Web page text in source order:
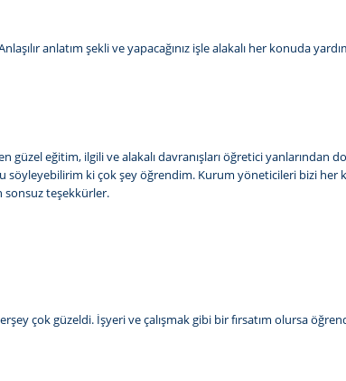
anlatım şekli ve yapacağınız işle alakalı her konuda
güzel eğitim, ilgili ve alakalı davranışları öğretici
söyleyebilirim ki çok şey öğrendim. Kurum yöneticileri bizi
teşekkürler.
çok güzeldi. İşyeri ve çalışmak gibi bir fırsatım olursa